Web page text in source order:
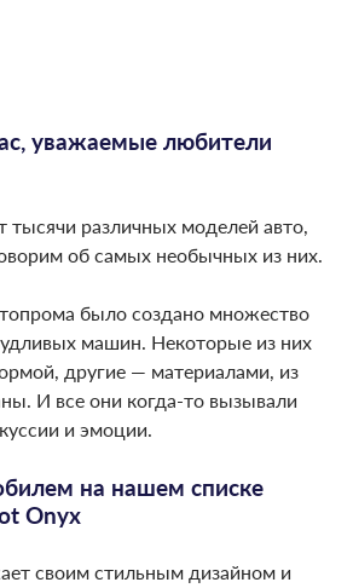
уважаемые любители
тысячи различных моделей авто,
об самых необычных из них.
было создано множество
машин. Некоторые из них
другие — материалами, из
И все они когда-то вызывали
и эмоции.
на нашем списке
Onyx
своим стильным дизайном и